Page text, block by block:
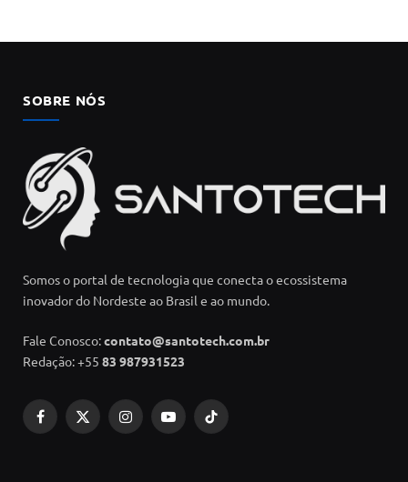
SOBRE NÓS
Somos o portal de tecnologia que conecta o ecossistema
inovador do Nordeste ao Brasil e ao mundo.
Fale Conosco:contato@santotech.com.br
Redação: +55 83 987931523
Facebook
X
InstagramYouTubeTikTok